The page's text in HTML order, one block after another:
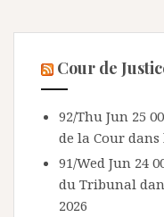
Cour de
92/Thu Jun 25
de la Cour dans
91/Wed Jun 24
du Tribunal
2026